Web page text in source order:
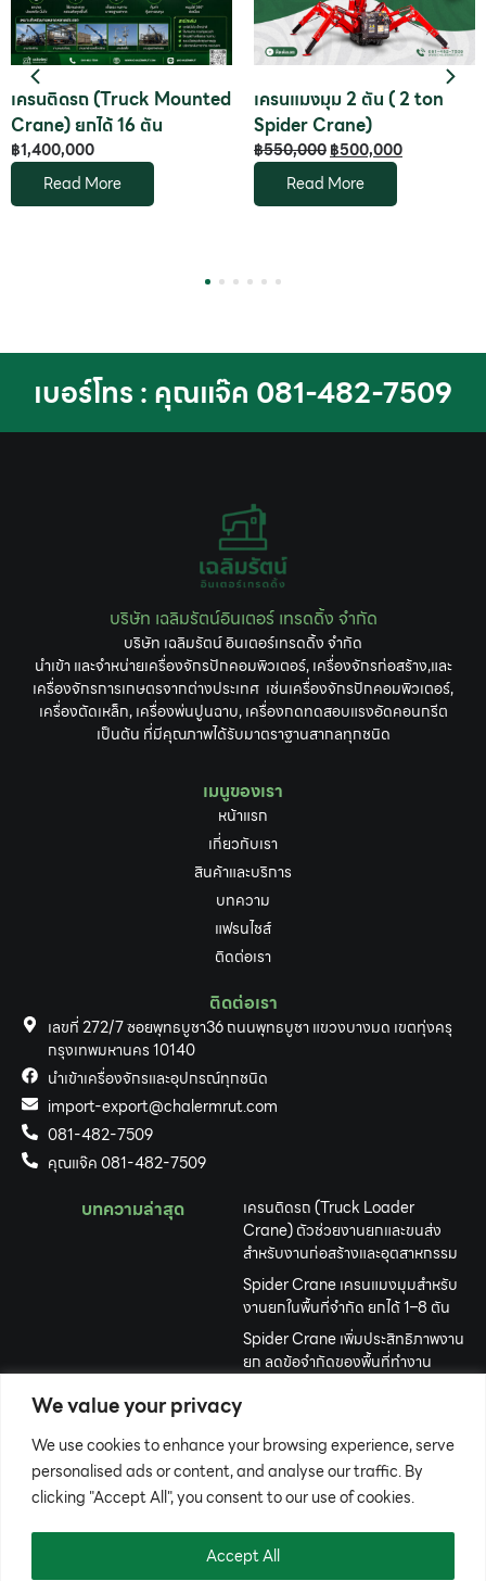
We value your privacy
We use cookies to enhance your browsing experience, serve
personalised ads or content, and analyse our traffic. By
clicking "Accept All", you consent to our use of cookies.
Accept All
เครนติดรถ (Truck Mounted
Crane) ยกได้ 16 ตัน
฿1,400,000
Read More
เครนแมงมุม 2 ตัน ( 2 ton
Spider Crane)
฿550,000฿500,000
Read More
5 6
เบอร์โทร : คุณแจ๊ค 081-482-7509
บริษัท เฉลิมรัตน์อินเตอร์ เทรดดิ้ง จำกัด
บริษัท เฉลิมรัตน์ อินเตอร์เทรดดิ้ง จำกัด
นำเข้า และจำหน่ายเครื่องจักรปักคอมพิวเตอร์, เครื่องจักรก่อสร้าง,และ
เครื่องจักรการเกษตรจากต่างประเทศ เช่นเครื่องจักรปักคอมพิวเตอร์,
เครื่องตัดเหล็ก, เครื่องพ่นปูนฉาบ, เครื่องกดทดสอบแรงอัดคอนกรีต
เป็นต้น ที่มีคุณภาพได้รับมาตราฐานสากลทุกชนิด
เมนูของเรา
หน้าแรก
เกี่ยวกับเรา
สินค้าและบริการ
บทความ
แฟรนไชส์
ติดต่อเรา
ติดต่อเรา
เลขที่ 272/7 ซอยพุทธบูชา36 ถนนพุทธบูชา แขวงบางมด เขตทุ่งครุ
กรุงเทพมหานคร 10140
นำเข้าเครื่องจักรและอุปกรณ์ทุกชนิด
import-export@chalermrut.com
081-482-7509
คุณแจ๊ค 081-482-7509
บทความล่าสุด
เครนติดรถ (Truck Loader
Crane) ตัวช่วยงานยกและขนส่ง
สำหรับงานก่อสร้างและอุตสาหกรรม
Spider Crane เครนแมงมุมสำหรับ
งานยกในพื้นที่จำกัด ยกได้ 1–8 ตัน
Spider Crane เพิ่มประสิทธิภาพงาน
ยก ลดข้อจำกัดของพื้นที่ทำงาน
เครื่องจักรปักคอมพิวเตอร์ คืออะไร?
เลือกอย่างไรให้เหมาะกับธุรกิจปักผ้า
รถขุดตีนตะขาบขนาดเล็ก ทางเลือก